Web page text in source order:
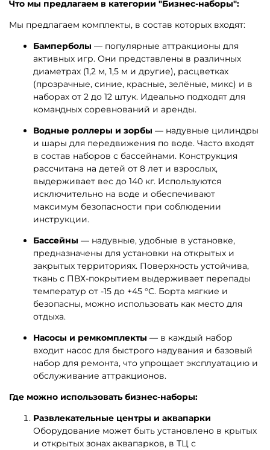
Что мы предлагаем в категории "Бизнес-наборы":
Мы предлагаем комплекты, в состав которых входят:
Бамперболы — популярные аттракционы для
активных игр. Они представлены в различных
диаметрах (1,2 м, 1,5 м и другие), расцветках
(прозрачные, синие, красные, зелёные, микс) и в
наборах от 2 до 12 штук. Идеально подходят для
командных соревнований и аренды.
Водные роллеры и зорбы — надувные цилиндры
и шары для передвижения по воде. Часто входят
в состав наборов с бассейнами. Конструкция
рассчитана на детей от 8 лет и взрослых,
выдерживает вес до 140 кг. Используются
исключительно на воде и обеспечивают
максимум безопасности при соблюдении
инструкции.
Бассейны — надувные, удобные в установке,
предназначены для установки на открытых и
закрытых территориях. Поверхность устойчива,
ткань с ПВХ-покрытием выдерживает перепады
температур от -15 до +45 °С. Борта мягкие и
безопасны, можно использовать как место для
отдыха.
Насосы и ремкомплекты — в каждый набор
входит насос для быстрого надувания и базовый
набор для ремонта, что упрощает эксплуатацию и
обслуживание аттракционов.
Где можно использовать бизнес-наборы:
Развлекательные центры и аквапарки
Оборудование может быть установлено в крытых
и открытых зонах аквапарков, в ТЦ с